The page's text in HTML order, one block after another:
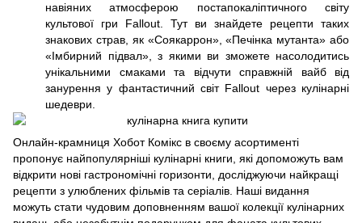
навіяних атмосферою постапокаліптичного світу
культової гри Fallout. Тут ви знайдете рецепти таких
знакових страв, як «Соякаррон», «Печінка мутанта» або
«Імбирний підвал», з якими ви зможете насолодитись
унікальними смаками та відчути справжній вайб від
занурення у фантастичний світ Fallout через кулінарні
шедеври.
Онлайн-крамниця Хобот Комікс в своєму асортименті
пропонує найпопулярніші кулінарні книги, які допоможуть вам
відкрити нові гастрономічні горизонти, досліджуючи найкращі
рецепти з улюблених фільмів та серіалів. Наші видання
можуть стати чудовим доповненням вашої колекції кулінарних